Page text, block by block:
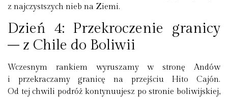
z najczystszych nieb na Ziemi.
Dzień 4: Przekroczenie granicy
– z Chile do Boliwii
Wczesnym rankiem wyruszamy w stronę Andów
i przekraczamy granicę na przejściu Hito Cajón.
Od tej chwili podróż kontynuujesz po stronie boliwijskiej,